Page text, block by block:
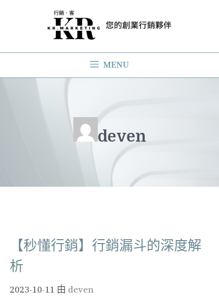
要
容
MENU
deven
【秒懂行銷】行銷漏斗的深度解
析
2023-10-11 由 deven